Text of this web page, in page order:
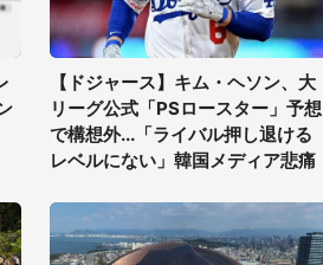
【ドジャース】キム・ヘソン、大
リーグ公式「PSロースター」予想
で構想外...「ライバル押し退ける
レベルにない」韓国メディア悲痛